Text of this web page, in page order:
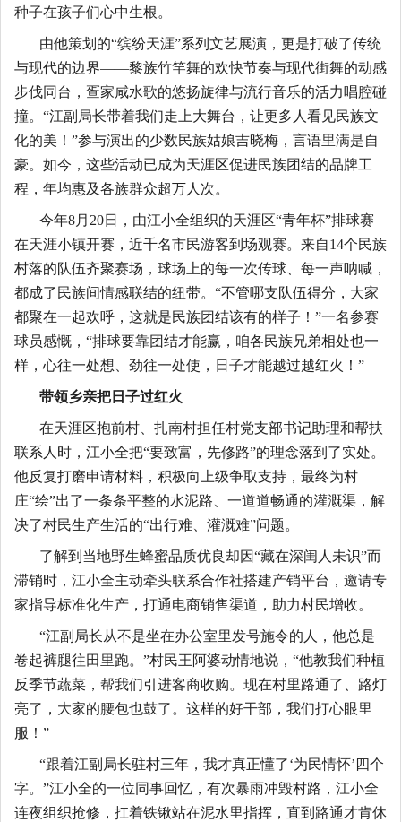
种子在孩子们心中生根。
由他策划的“缤纷天涯”系列文艺展演，更是打破了传统
与现代的边界——黎族竹竿舞的欢快节奏与现代街舞的动感
步伐同台，疍家咸水歌的悠扬旋律与流行音乐的活力唱腔碰
撞。“江副局长带着我们走上大舞台，让更多人看见民族文
化的美！”参与演出的少数民族姑娘吉晓梅，言语里满是自
豪。如今，这些活动已成为天涯区促进民族团结的品牌工
程，年均惠及各族群众超万人次。
今年8月20日，由江小全组织的天涯区“青年杯”排球赛
在天涯小镇开赛，近千名市民游客到场观赛。来自14个民族
村落的队伍齐聚赛场，球场上的每一次传球、每一声呐喊，
都成了民族间情感联结的纽带。“不管哪支队伍得分，大家
都聚在一起欢呼，这就是民族团结该有的样子！”一名参赛
球员感慨，“排球要靠团结才能赢，咱各民族兄弟相处也一
样，心往一处想、劲往一处使，日子才能越过越红火！”
带领乡亲把日子过红火
在天涯区抱前村、扎南村担任村党支部书记助理和帮扶
联系人时，江小全把“要致富，先修路”的理念落到了实处。
他反复打磨申请材料，积极向上级争取支持，最终为村
庄“绘”出了一条条平整的水泥路、一道道畅通的灌溉渠，解
决了村民生产生活的“出行难、灌溉难”问题。
了解到当地野生蜂蜜品质优良却因“藏在深闺人未识”而
滞销时，江小全主动牵头联系合作社搭建产销平台，邀请专
家指导标准化生产，打通电商销售渠道，助力村民增收。
“江副局长从不是坐在办公室里发号施令的人，他总是
卷起裤腿往田里跑。”村民王阿婆动情地说，“他教我们种植
反季节蔬菜，帮我们引进客商收购。现在村里路通了、路灯
亮了，大家的腰包也鼓了。这样的好干部，我们打心眼里
服！”
“跟着江副局长驻村三年，我才真正懂了‘为民情怀’四个
字。”江小全的一位同事回忆，有次暴雨冲毁村路，江小全
连夜组织抢修，扛着铁锹站在泥水里指挥，直到路通才肯休